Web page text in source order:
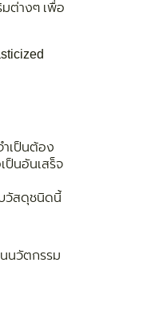
ต่างๆ เพื่อ
ำเป็นต้อง
ป็นอันเสร็จ
วัสดุชนิดนี้
นวัตกรรม